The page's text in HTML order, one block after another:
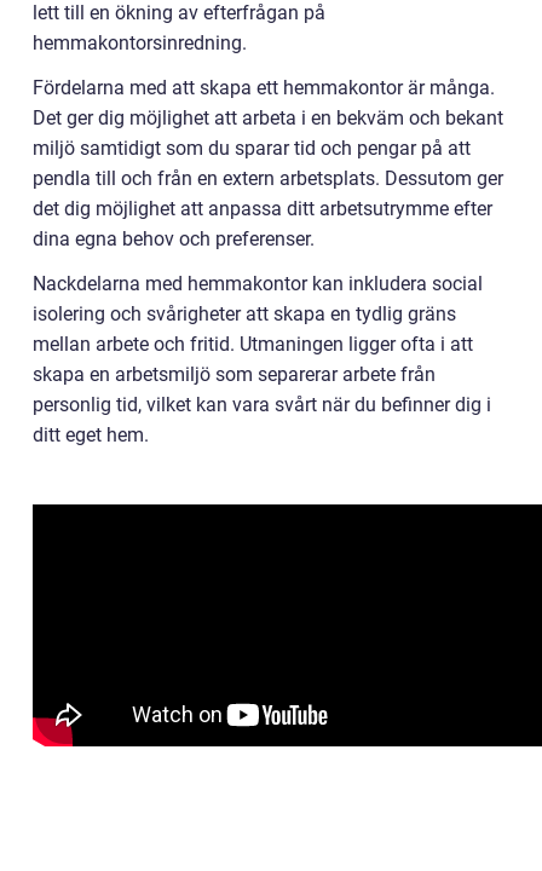
lett till en ökning av efterfrågan på
hemmakontorsinredning.
Fördelarna med att skapa ett hemmakontor är många.
Det ger dig möjlighet att arbeta i en bekväm och bekant
miljö samtidigt som du sparar tid och pengar på att
pendla till och från en extern arbetsplats. Dessutom ger
det dig möjlighet att anpassa ditt arbetsutrymme efter
dina egna behov och preferenser.
Nackdelarna med hemmakontor kan inkludera social
isolering och svårigheter att skapa en tydlig gräns
mellan arbete och fritid. Utmaningen ligger ofta i att
skapa en arbetsmiljö som separerar arbete från
personlig tid, vilket kan vara svårt när du befinner dig i
ditt eget hem.